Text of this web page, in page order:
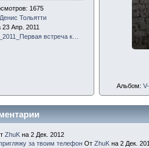
1675
Денис Тольятти
Апр. 2011
встреча к…
Альбом:
ZhuK на 2 Дек. 2012
за твоим телефон От ZhuK на 2 Дек.